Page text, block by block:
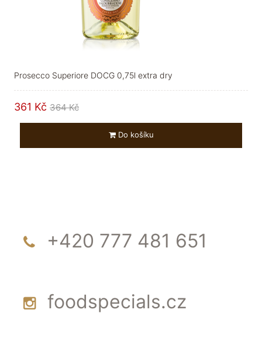
Prosecco Superiore DOCG 0,75l extra dry
361 Kč 364 Kč
Do košíku
+420 777 481 651
foodspecials.cz